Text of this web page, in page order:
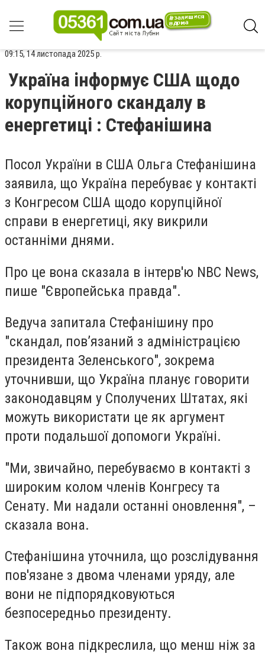
09:15, 14 листопада 2025 р.
Україна інформує США щодо
корупційного скандалу в
енергетиці : Стефанішина
Посол України в США Ольга Стефанішина
заявила, що Україна перебуває у контакті
з Конгресом США щодо корупційної
справи в енергетиці, яку викрили
останніми днями.
Про це вона сказала в інтерв'ю NBC News,
пише "Європейська правда".
Ведуча запитала Стефанішину про
"скандал, пов’язаний з адміністрацією
президента Зеленського", зокрема
уточнивши, що Україна планує говорити
законодавцям у Сполучених Штатах, які
можуть використати це як аргумент
проти подальшої допомоги Україні.
"Ми, звичайно, перебуваємо в контакті з
широким колом членів Конгресу та
Сенату. Ми надали останні оновлення", –
сказала вона.
Стефанішина уточнила, що розслідування
пов'язане з двома членами уряду, але
вони не підпорядковуються
безпосередньо президенту.
Також вона підкреслила, що менш ніж за